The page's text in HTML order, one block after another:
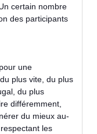
certain nombre
des participants
une
plus vite, du plus
du plus
différemment,
du mieux au-
les